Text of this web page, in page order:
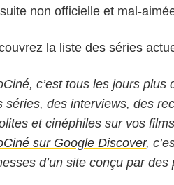
non officielle et mal-
la liste des séries
c’est tous les jours plus
séries, des interviews, des
et cinéphiles sur vos
sur Google Discover,
d’un site conçu par